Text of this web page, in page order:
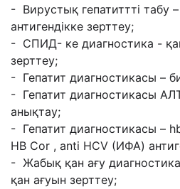
- Вирустық гепатиттті табу
антигендікке зерттеу;
- СПИД- ке диагностика -
зерттеу;
- Гепатит диагностикасы –
- Гепатит диагностикасы
анықтау;
- Гепатит диагностикасы –
HB Cor , anti HCV (ИФА)
- Жабық қан ағу
қан ағуын зерттеу;